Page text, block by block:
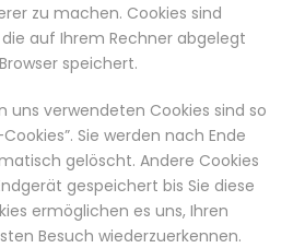
zu machen. Cookies sind
auf Ihrem Rechner abgelegt
speichert.
uns verwendeten Cookies sind so
Sie werden nach Ende
gelöscht. Andere Cookies
gespeichert bis Sie diese
ermöglichen es uns, Ihren
Besuch wiederzuerkennen.